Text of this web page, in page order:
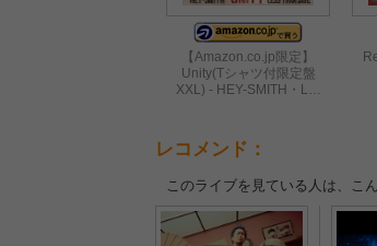
【Amazon.co.jp限定】
Unity(Tシャツ付限定盤
XXL) - HEY-SMITH・L…
レコメンド：
このライブを見ている人は、こ